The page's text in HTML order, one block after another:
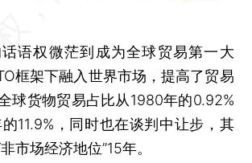
权微茫到成为全球贸易第一大
框架下融入世界市场，提高了贸易
球货物贸易占比从1980年的0.92%
11.9%，同时也在谈判中让步，其
市场经济地位”15年。